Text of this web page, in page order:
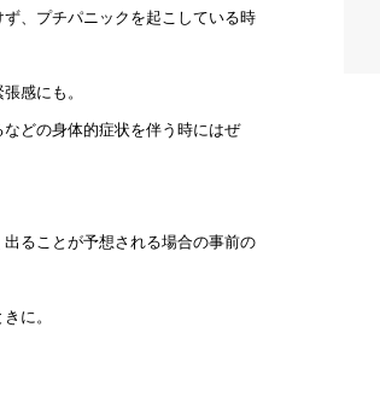
、プチパニックを起こしている時
感にも。
どの身体的症状を伴う時にはぜ
ることが予想される場合の事前の
に。